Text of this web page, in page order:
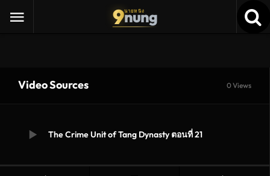
9นายหนัง
nung
Video Sources 0 Views
The Crime Unit of Tang Dynasty ตอนที่ 21